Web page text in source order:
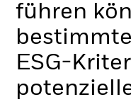
führen
ESG-